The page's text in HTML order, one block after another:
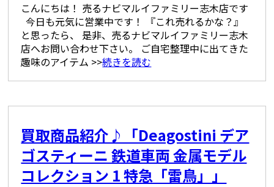
こんにちは！ 売るナビマルイファミリー志木店です
今日も元気に営業中です！ 『これ売れるかな？』
と思ったら、 是非、売るナビマルイファミリー志木
店へお問い合わせ下さい。 ご自宅整理中に出てきた
趣味のアイテム >>続きを読む
買取商品紹介♪「Deagostini デア
ゴスティーニ 鉄道車両 金属モデル
コレクション 1 特急「雷鳥」」